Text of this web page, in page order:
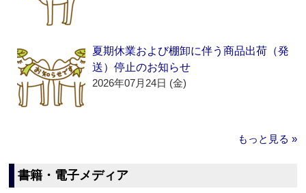
夏期休業および棚卸に伴う商品出荷（発
送）停止のお知らせ
2026年07月24日 (金)
もっと見る »
書籍・電子メディア